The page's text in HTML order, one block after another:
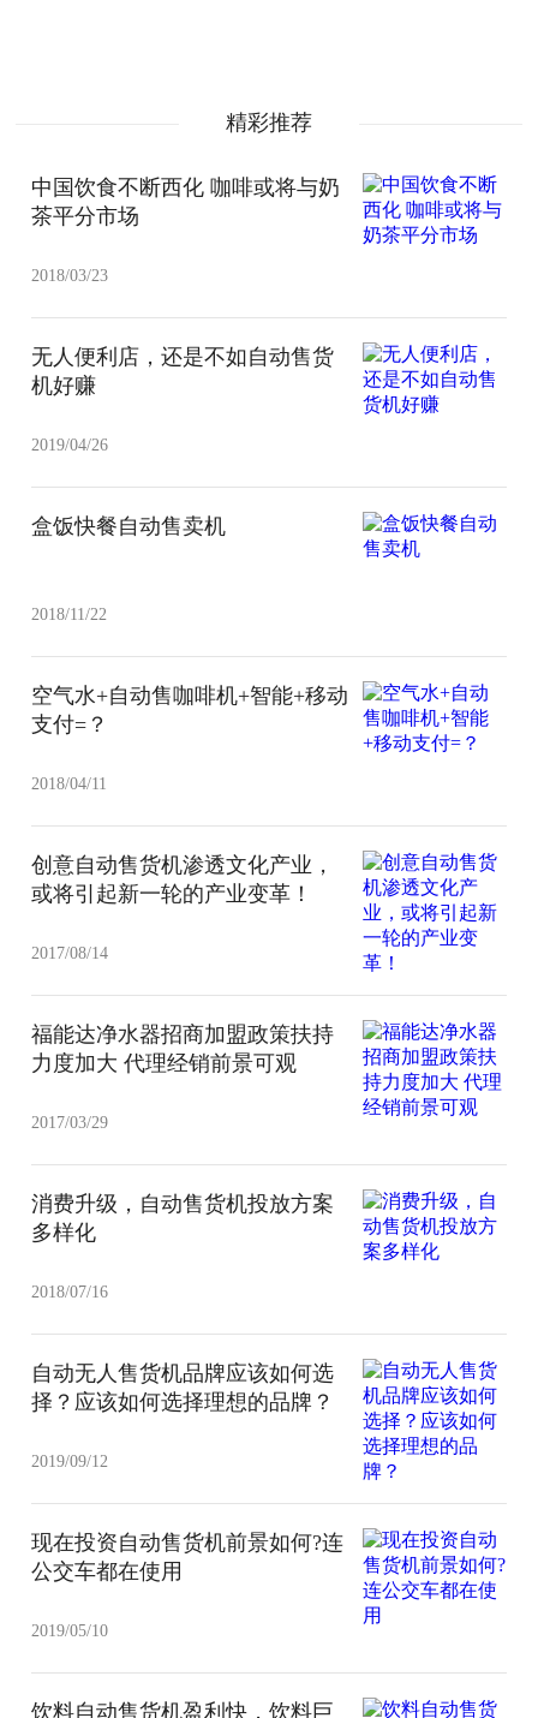
精彩推荐
中国饮食不断西化 咖啡或将与奶
茶平分市场
2018/03/23
无人便利店，还是不如自动售货
机好赚
2019/04/26
盒饭快餐自动售卖机
2018/11/22
空气水+自动售咖啡机+智能+移动
支付=？
2018/04/11
创意自动售货机渗透文化产业，
或将引起新一轮的产业变革！
2017/08/14
福能达净水器招商加盟政策扶持
力度加大 代理经销前景可观
2017/03/29
消费升级，自动售货机投放方案
多样化
2018/07/16
自动无人售货机品牌应该如何选
择？应该如何选择理想的品牌？
2019/09/12
现在投资自动售货机前景如何?连
公交车都在使用
2019/05/10
饮料自动售货机盈利快，饮料巨